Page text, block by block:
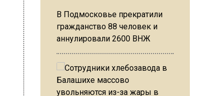
В Подмосковье прекратили
гражданство 88 человек и
аннулировали 2600 ВНЖ